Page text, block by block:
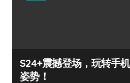
S24+震撼登场，玩转手
姿势！